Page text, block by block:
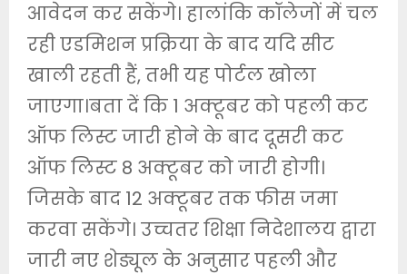
आवेदन कर सकेंगे। हालांकि कॉलेजों में चल
रही एडमिशन प्रक्रिया के बाद यदि सीट
खाली रहती हैं, तभी यह पोर्टल खोला
जाएगा।बता दें कि 1 अक्टूबर को पहली कट
ऑफ लिस्ट जारी होने के बाद दूसरी कट
ऑफ लिस्ट 8 अक्टूबर को जारी होगी।
जिसके बाद 12 अक्टूबर तक फीस जमा
करवा सकेंगे। उच्चतर शिक्षा निदेशालय द्वारा
जारी नए शेड्यूल के अनुसार पहली और